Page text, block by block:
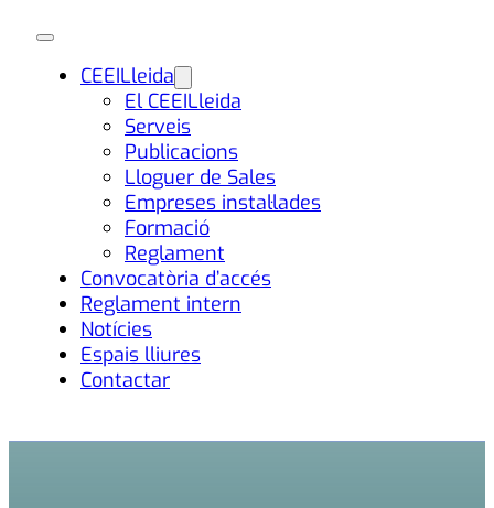
CEEILleida
El CEEILleida
Serveis
Publicacions
Lloguer de Sales
Empreses instal·lades
Formació
Reglament
Convocatòria d’accés
Reglament intern
Notícies
Espais lliures
Contactar